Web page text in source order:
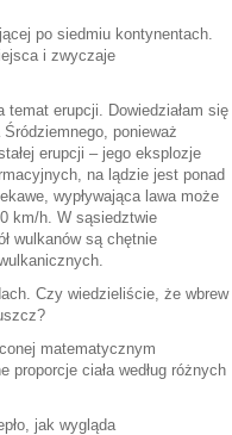
po siedmiu kontynentach.
i zwyczaje
temat erupcji. Dowiedziałam się
ponieważ
erupcji – jego eksplozje
na lądzie jest ponad
wypływająca lawa może
km/h. W sąsiedztwie
wulkanów są chętnie
Czy wiedzieliście, że wbrew
matematycznym
ciała według różnych
jak wygląda